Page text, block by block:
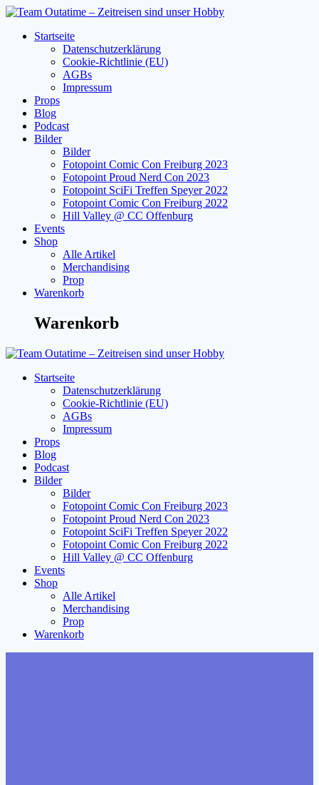
Zum
springenStartseite
Datenschutzerklärung
Cookie-Richtlinie (EU)
AGBs
Impressum
Props
Blog
Podcast
Bilder
Bilder
Fotopoint Comic Con Freiburg 2023
Fotopoint Proud Nerd Con 2023
Fotopoint SciFi Treffen Speyer 2022
Fotopoint Comic Con Freiburg 2022
Hill Valley @ CC Offenburg
Events
Shop
Alle Artikel
Merchandising
Prop
Warenkorb
Warenkorb
Startseite
Datenschutzerklärung
Cookie-Richtlinie (EU)
AGBs
Impressum
Props
Blog
Podcast
Bilder
Bilder
Fotopoint Comic Con Freiburg 2023
Fotopoint Proud Nerd Con 2023
Fotopoint SciFi Treffen Speyer 2022
Fotopoint Comic Con Freiburg 2022
Hill Valley @ CC Offenburg
Events
Shop
Alle Artikel
Merchandising
Prop
Warenkorb